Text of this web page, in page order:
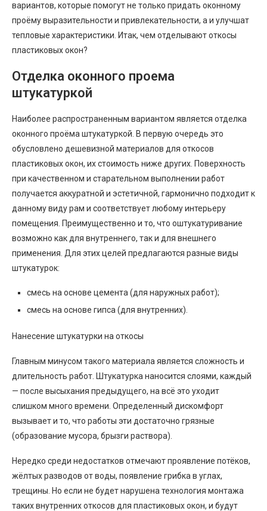
вариантов, которые помогут не только придать оконному
проёму выразительности и привлекательности, а и улучшат
тепловые характеристики. Итак, чем отделывают откосы
пластиковых окон?
Отделка оконного проема
штукатуркой
Наиболее распространенным вариантом является отделка
оконного проёма штукатуркой. В первую очередь это
обусловлено дешевизной материалов для откосов
пластиковых окон, их стоимость ниже других. Поверхность
при качественном и старательном выполнении работ
получается аккуратной и эстетичной, гармонично подходит к
данному виду рам и соответствует любому интерьеру
помещения. Преимущественно и то, что оштукатуривание
возможно как для внутреннего, так и для внешнего
применения. Для этих целей предлагаются разные виды
штукатурок:
смесь на основе цемента (для наружных работ);
смесь на основе гипса (для внутренних).
Нанесение штукатурки на откосы
Главным минусом такого материала является сложность и
длительность работ. Штукатурка наносится слоями, каждый
— после высыхания предыдущего, на всё это уходит
слишком много времени. Определенный дискомфорт
вызывает и то, что работы эти достаточно грязные
(образование мусора, брызги раствора).
Нередко среди недостатков отмечают проявление потёков,
жёлтых разводов от воды, появление грибка в углах,
трещины. Но если не будет нарушена технология монтажа
таких внутренних откосов для пластиковых окон, и будут